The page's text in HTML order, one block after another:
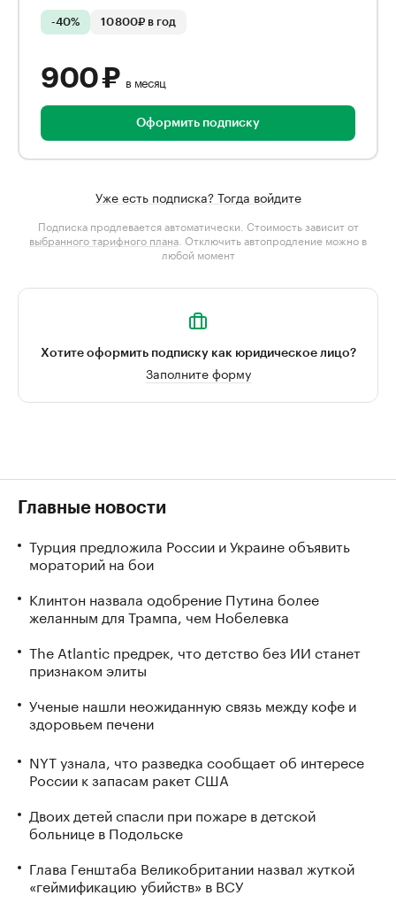
-40% 10 800₽ в год
900 ₽ в месяц
Оформить подписку
Уже есть подписка? Тогда войдите
Подписка продлевается автоматически. Стоимость зависит от
выбранного тарифного плана . Отключить автопродление можно в
любой момент
Хотите оформить подписку как юридическое лицо?
Заполните форму
Главные новости
Турция предложила России и Украине объявить
мораторий на бои
Клинтон назвала одобрение Путина более
желанным для Трампа, чем Нобелевка
The Atlantic предрек, что детство без ИИ станет
признаком элиты
Ученые нашли неожиданную связь между кофе и
здоровьем печени
NYT узнала, что разведка сообщает об интересе
России к запасам ракет США
Двоих детей спасли при пожаре в детской
больнице в Подольске
Глава Генштаба Великобритании назвал жуткой
«геймификацию убийств» в ВСУ